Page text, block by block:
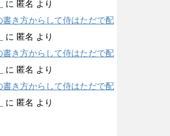
に 匿名 より
書き方からして侍はただで配
に 匿名 より
書き方からして侍はただで配
に 匿名 より
書き方からして侍はただで配
に 匿名 より